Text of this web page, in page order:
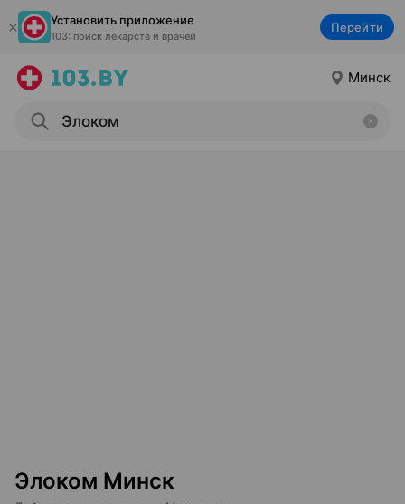
Установить приложение
103: поиск лекарств и врачей
Перейти
Минск
Элоком Минск